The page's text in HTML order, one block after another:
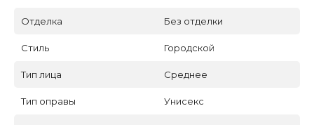
Отделка Без отделки
Стиль Городской
Тип лица Среднее
Тип оправы Унисекс